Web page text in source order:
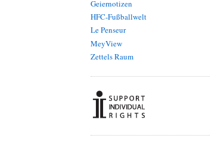
Geiernotizen
HFC-Fußballwelt
Le Penseur
MeyView
Zettels Raum